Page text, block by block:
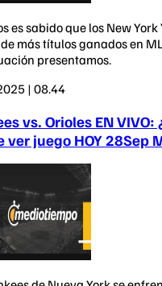
es sabido que los New
más títulos ganados en
presentamos.
| 08.44
vs. Orioles EN VIVO:
ver juego HOY 28Sep